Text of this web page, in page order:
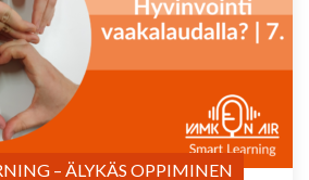
– ÄLYKÄS OPPIMINEN